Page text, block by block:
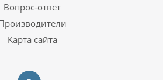
ZALMAN N5 MF
Перейти на страницу с
Вопрос-ответ
Карта сайта